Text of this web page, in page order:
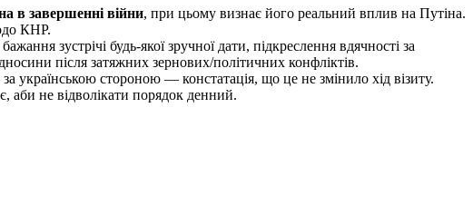
в завершенні війни, при цьому визнає його реальний вплив на Путіна.
КНР.
зустрічі будь-якої зручної дати, підкреслення вдячності за
після затяжних зернових/політичних конфліктів.
українською стороною — констатація, що це не змінило хід візиту.
аби не відволікати порядок денний.